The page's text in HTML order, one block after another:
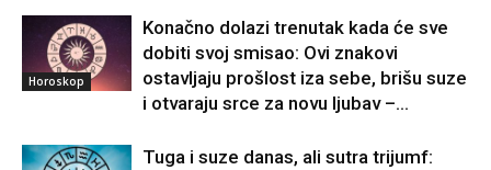
Horoskop
Konačno dolazi trenutak kada će sve
dobiti svoj smisao: Ovi znakovi
ostavljaju prošlost iza sebe, brišu suze
i otvaraju srce za novu ljubav –...
Tuga i suze danas, ali sutra trijumf: